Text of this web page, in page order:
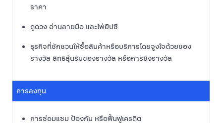
ราคา
ดูดวง อ่านลายมือ และไพ่ยิปซี
ธุรกิจที่ชักชวนให้ซื้อสินค้าหรือบริการโดยจูงใจด้วยของ
รางวัล สิทธิลุ้นรับของรางวัล หรือการชิงรางวัล
การลงทุน
การซ่อมแซม ป้องกัน หรือฟื้นฟูเครดิต